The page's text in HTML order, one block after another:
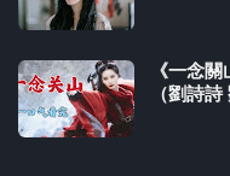
《一念
（劉詩